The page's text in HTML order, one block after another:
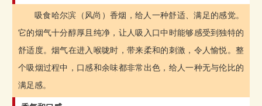
吸食哈尔滨（风尚）香烟，给人一种舒适、满足的感觉。
它的烟气十分醇厚且纯净，让人吸入口中时能够感受到独特的
舒适度。烟气在进入喉咙时，带来柔和的刺激，令人愉悦。整
个吸烟过程中，口感和余味都非常出色，给人一种无与伦比的
满足感。